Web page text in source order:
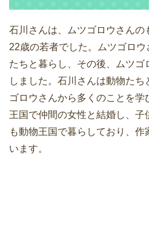
石川さんは、ムツゴロウさんの
22歳の若者でした。ムツゴロ
たちと暮らし、その後、ムツ
しました。石川さんは動物た
ゴロウさんから多くのことを
王国で仲間の女性と結婚し、
も動物王国で暮らしており、
います。